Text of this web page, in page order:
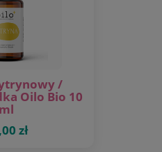
/
Oilo Bio 10
ml
zł